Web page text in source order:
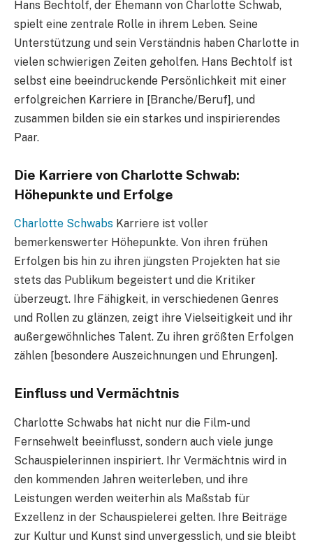
Hans Bechtolf, der Ehemann von Charlotte Schwab,
spielt eine zentrale Rolle in ihrem Leben. Seine
Unterstützung und sein Verständnis haben Charlotte in
vielen schwierigen Zeiten geholfen. Hans Bechtolf ist
selbst eine beeindruckende Persönlichkeit mit einer
erfolgreichen Karriere in [Branche/Beruf], und
zusammen bilden sie ein starkes und inspirierendes
Paar.
Die Karriere von Charlotte Schwab:
Höhepunkte und Erfolge
Charlotte Schwabs Karriere ist voller
bemerkenswerter Höhepunkte. Von ihren frühen
Erfolgen bis hin zu ihren jüngsten Projekten hat sie
stets das Publikum begeistert und die Kritiker
überzeugt. Ihre Fähigkeit, in verschiedenen Genres
und Rollen zu glänzen, zeigt ihre Vielseitigkeit und ihr
außergewöhnliches Talent. Zu ihren größten Erfolgen
zählen [besondere Auszeichnungen und Ehrungen].
Einfluss und Vermächtnis
Charlotte Schwabs hat nicht nur die Film- und
Fernsehwelt beeinflusst, sondern auch viele junge
Schauspielerinnen inspiriert. Ihr Vermächtnis wird in
den kommenden Jahren weiterleben, und ihre
Leistungen werden weiterhin als Maßstab für
Exzellenz in der Schauspielerei gelten. Ihre Beiträge
zur Kultur und Kunst sind unvergesslich, und sie bleibt